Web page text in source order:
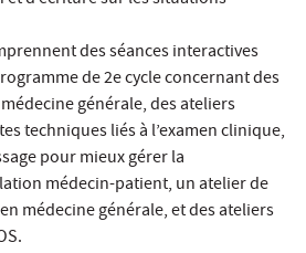
des séances interactives
de 2e cycle concernant des
générale, des ateliers
techniques liés à l’examen clinique,
pour mieux gérer la
médecin-patient, un atelier de
médecine générale, et des ateliers